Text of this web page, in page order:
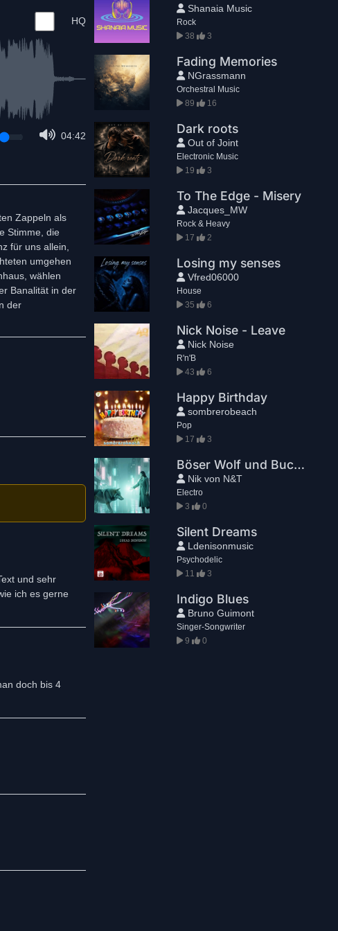
HQ
04:42
Zappeln als
Stimme, die
für uns allein,
umgehen
wählen
Banalität in der
der
und sehr
ich es gerne
doch bis 4
Shanaia Music
Rock
38
3
Fading Memories
NGrassmann
Orchestral Music
89
16
Dark roots
Out of Joint
Electronic Music
19
3
To The Edge - Misery
Jacques_MW
Rock & Heavy
17
2
Losing my senses
Vfred06000
House
35
6
Nick Noise - Leave
Nick Noise
R'n'B
43
6
Happy Birthday
sombrerobeach
Pop
17
3
Böser Wolf und Buckelwal (Electronica Version)
Nik von N&T
Electro
3
0
Silent Dreams
Ldenisonmusic
Psychodelic
11
3
Indigo Blues
Bruno Guimont
Singer-Songwriter
9
0